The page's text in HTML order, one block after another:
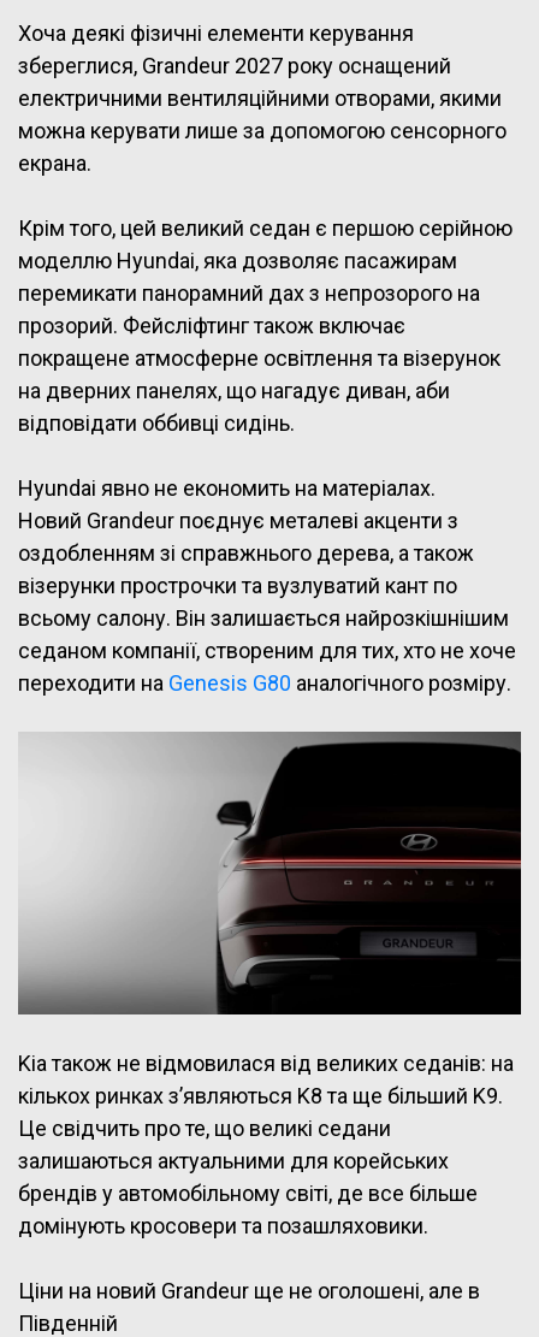
Хоча деякі фізичні елементи керування
збереглися, Grandeur 2027 року оснащений
електричними вентиляційними отворами, якими
можна керувати лише за допомогою сенсорного
екрана.
Крім того, цей великий седан є першою серійною
моделлю Hyundai, яка дозволяє пасажирам
перемикати панорамний дах з непрозорого на
прозорий. Фейсліфтинг також включає
покращене атмосферне освітлення та візерунок
на дверних панелях, що нагадує диван, аби
відповідати оббивці сидінь.
Hyundai явно не економить на матеріалах.
Новий Grandeur поєднує металеві акценти з
оздобленням зі справжнього дерева, а також
візерунки прострочки та вузлуватий кант по
всьому салону. Він залишається найрозкішнішим
седаном компанії, створеним для тих, хто не хоче
переходити на Genesis G80 аналогічного розміру.
Kia також не відмовилася від великих седанів: на
кількох ринках з’являються K8 та ще більший K9.
Це свідчить про те, що великі седани
залишаються актуальними для корейських
брендів у автомобільному світі, де все більше
домінують кросовери та позашляховики.
Ціни на новий Grandeur ще не оголошені, але в
Південній